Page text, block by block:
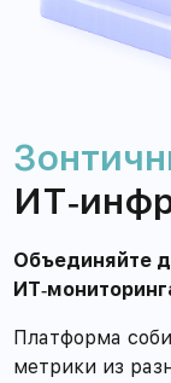
Объединяйте
Платформа
метрики из